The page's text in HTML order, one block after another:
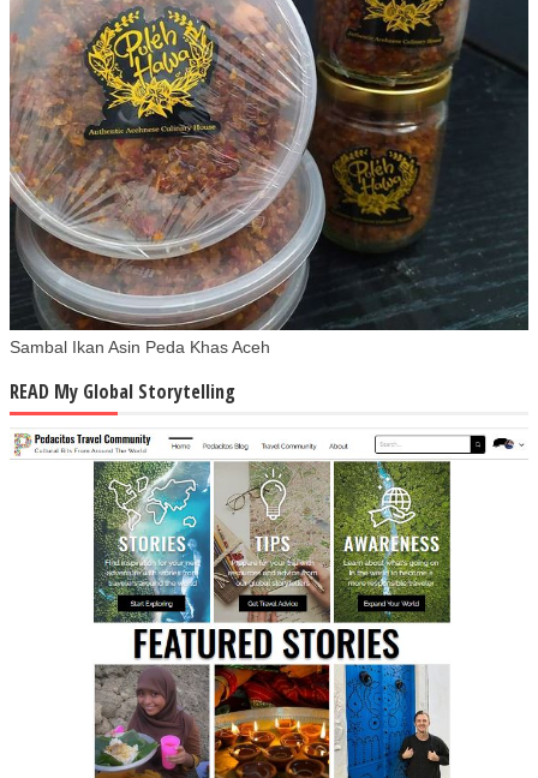
Sambal Ikan Asin Peda Khas Aceh
READ My Global Storytelling